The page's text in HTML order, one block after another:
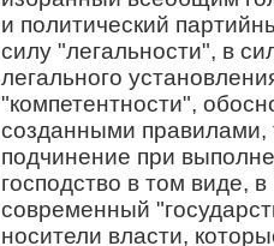
и политический
силу "легальности", в
легального
"компетентности",
созданными правилами,
подчинение при
господство в том виде,
современный
носители власти,